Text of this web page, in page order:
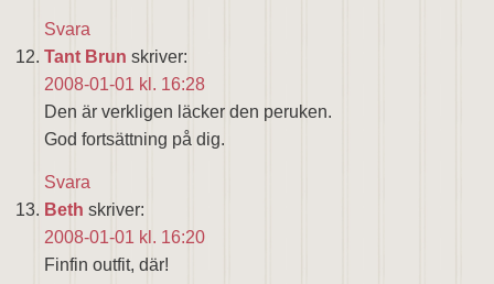
Svara
Tant Brun skriver:
2008-01-01 kl. 16:28
Den är verkligen läcker den peruken.
God fortsättning på dig.
Svara
Beth skriver:
2008-01-01 kl. 16:20
Finfin outfit, där!